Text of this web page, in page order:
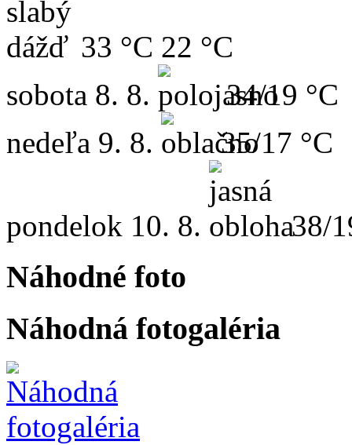
33 °C 22 °C
sobota 8. 8.
34/19 °C
nedeľa 9. 8. 35/17 °C
pondelok 10. 8. 38/
Náhodné foto
Náhodná fotogaléria